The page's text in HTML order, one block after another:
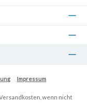
Impressum
, wenn nicht